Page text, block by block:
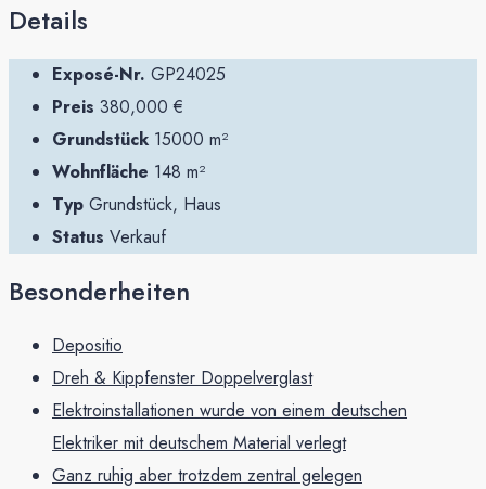
Details
Exposé-Nr. GP24025
Preis 380,000 €
Grundstück 15000 m²
Wohnfläche 148 m²
Typ Grundstück, Haus
Status Verkauf
Besonderheiten
Depositio
Dreh & Kippfenster Doppelverglast
Elektroinstallationen wurde von einem deutschen
Elektriker mit deutschem Material verlegt
Ganz ruhig aber trotzdem zentral gelegen